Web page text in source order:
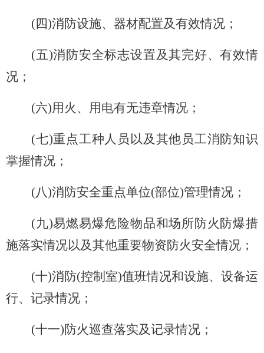
(四)消防设施、器材配置及有效情况；
(五)消防安全标志设置及其完好、有效情
况；
(六)用火、用电有无违章情况；
(七)重点工种人员以及其他员工消防知识
掌握情况；
(八)消防安全重点单位(部位)管理情况；
(九)易燃易爆危险物品和场所防火防爆措
施落实情况以及其他重要物资防火安全情况；
(十)消防(控制室)值班情况和设施、设备运
行、记录情况；
(十一)防火巡查落实及记录情况；